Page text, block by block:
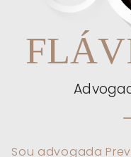
Sou advogada